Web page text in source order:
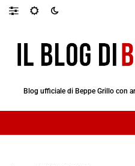
Blog ufficiale di Beppe Grillo con